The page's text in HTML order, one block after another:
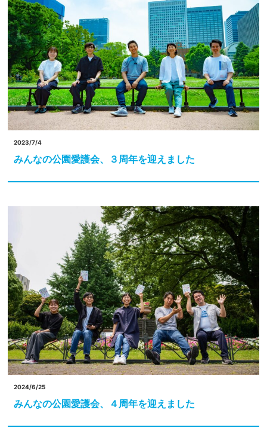
2023/7/4
みんなの公園愛護会、３周年を迎えました
2024/6/25
みんなの公園愛護会、４周年を迎えました